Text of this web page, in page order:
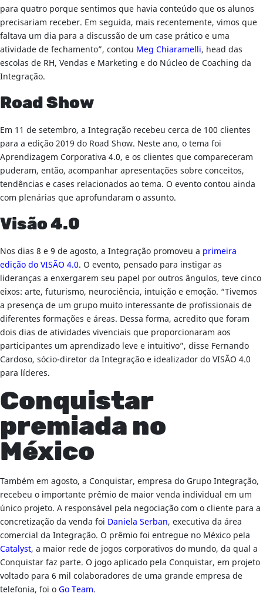
para quatro porque sentimos que havia conteúdo que os alunos
precisariam receber. Em seguida, mais recentemente, vimos que
faltava um dia para a discussão de um case prático e uma
atividade de fechamento”, contou Meg Chiaramelli, head das
escolas de RH, Vendas e Marketing e do Núcleo de Coaching da
Integração.
Road Show
Em 11 de setembro, a Integração recebeu cerca de 100 clientes
para a edição 2019 do Road Show. Neste ano, o tema foi
Aprendizagem Corporativa 4.0, e os clientes que compareceram
puderam, então, acompanhar apresentações sobre conceitos,
tendências e cases relacionados ao tema. O evento contou ainda
com plenárias que aprofundaram o assunto.
Visão 4.0
Nos dias 8 e 9 de agosto, a Integração promoveu a primeira
edição do VISÃO 4.0. O evento, pensado para instigar as
lideranças a enxergarem seu papel por outros ângulos, teve cinco
eixos: arte, futurismo, neurociência, intuição e emoção. “Tivemos
a presença de um grupo muito interessante de profissionais de
diferentes formações e áreas. Dessa forma, acredito que foram
dois dias de atividades vivenciais que proporcionaram aos
participantes um aprendizado leve e intuitivo”, disse Fernando
Cardoso, sócio-diretor da Integração e idealizador do VISÃO 4.0
para líderes.
Conquistar
premiada no
México
Também em agosto, a Conquistar, empresa do Grupo Integração,
recebeu o importante prêmio de maior venda individual em um
único projeto. A responsável pela negociação com o cliente para a
concretização da venda foi Daniela Serban, executiva da área
comercial da Integração. O prêmio foi entregue no México pela
Catalyst, a maior rede de jogos corporativos do mundo, da qual a
Conquistar faz parte. O jogo aplicado pela Conquistar, em projeto
voltado para 6 mil colaboradores de uma grande empresa de
telefonia, foi oGo Team.